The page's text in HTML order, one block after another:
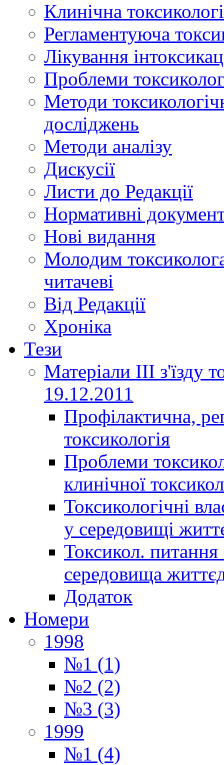
Клинічна
Регламентуюча
Лікування
Проблеми
Методи
досліджень
Методи аналізу
Дискусії
Листи до Редакції
Нормативні
Нові видання
Молодим
читачеві
Від Редакції
Хроніка
Тези
Матеріали ІІІ з'їзду
19.12.2011
Профілактична,
токсикологія
Проблеми
клинічної
Токсикологічні
у середовищі
Токсикол. питання
середовища
Додаток
Номери
1998
№1 (1)
№2 (2)
№3 (3)
1999
№1 (4)